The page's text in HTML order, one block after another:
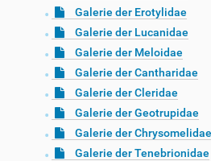
Galerie der Erotylidae
Galerie der Lucanidae
Galerie der Meloidae
Galerie der Cantharidae
Galerie der Cleridae
Galerie der Geotrupidae
Galerie der Chrysomelidae
Galerie der Tenebrionidae